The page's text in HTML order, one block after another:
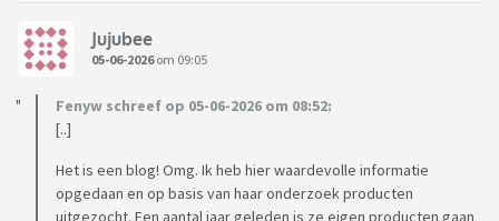
Jujubee
05-06-2026om 09:05
Fenyw schreef op 05-06-2026 om 08:52:
[..]
Het is een blog! Omg. Ik heb hier waardevolle informatie
opgedaan en op basis van haar onderzoek producten
uitgezocht. Een aantal jaar geleden is ze eigen producten gaan